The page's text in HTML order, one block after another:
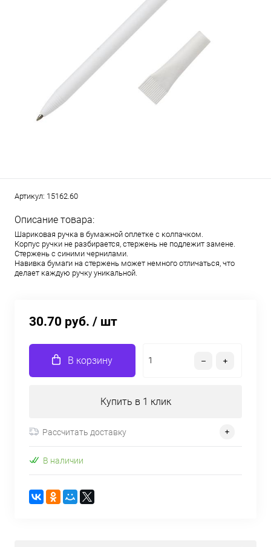
Артикул: 15162.60
Описание товара:
Шариковая ручка в бумажной оплетке с колпачком.
Корпус ручки не разбирается, стержень не подлежит замене.
Стержень с синими чернилами.
Навивка бумаги на стержень может немного отличаться, что
делает каждую ручку уникальной.
30.70 руб. / шт
В корзину
Купить в 1 клик
Рассчитать доставку
В наличии